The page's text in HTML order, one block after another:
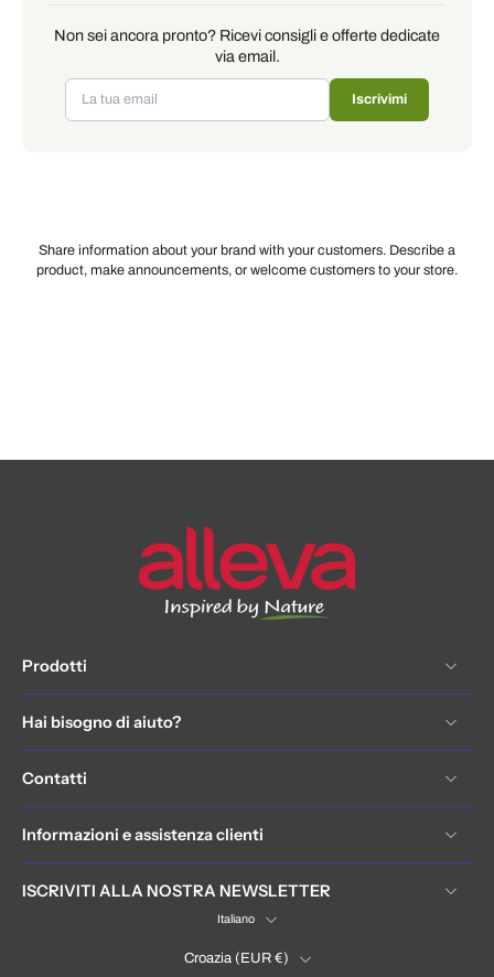
Non sei ancora pronto? Ricevi consigli e offerte dedicate
via email.
Iscrivimi
Share information about your brand with your customers. Describe a
product, make announcements, or welcome customers to your store.
Prodotti
Hai bisogno di aiuto?
Contatti
Informazioni e assistenza clienti
ISCRIVITI ALLA NOSTRA NEWSLETTER
Italiano
Croazia ‎(EUR €)‎